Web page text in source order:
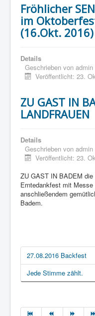
Fröhlicher
im
(16.Okt. 2016)
Details
Geschrieben von admin
Veröffentlicht: 23.
ZU GAST IN
LANDFRAUEN
Details
Geschrieben von admin
Veröffentlicht: 23.
ZU GAST IN BADEM
Erntedankfest mit
anschließendem
Badem.
27.08.2016 Backfest
Jede Stimme zählt.